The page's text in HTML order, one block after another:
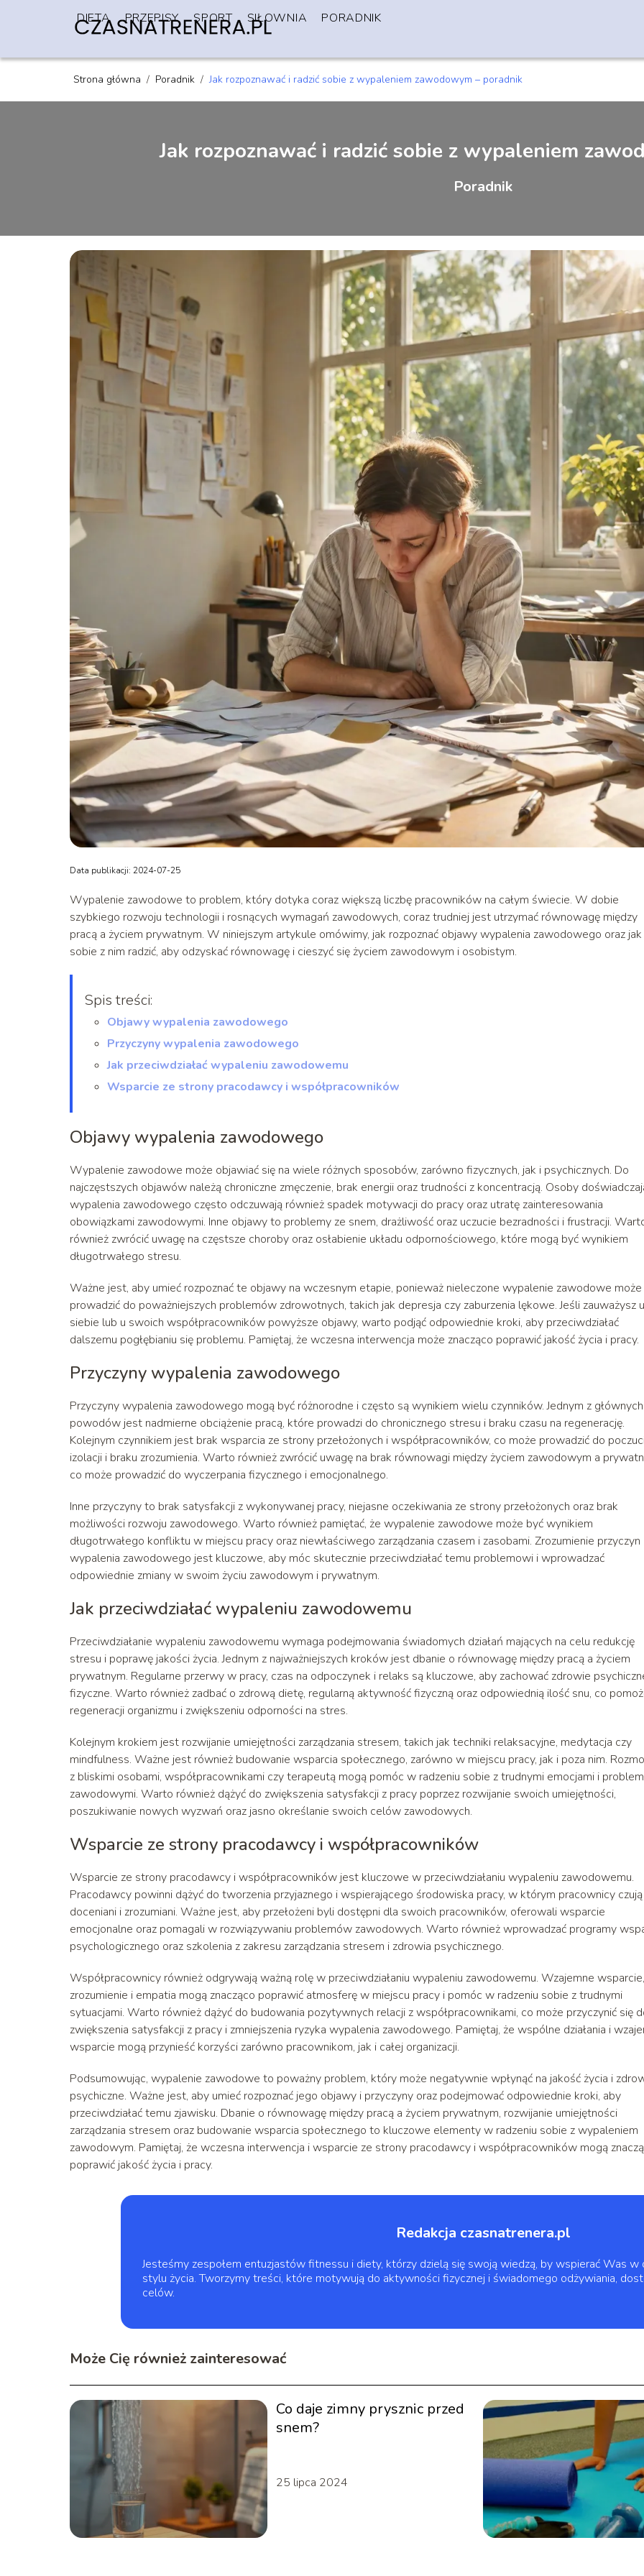
DIETA PRZEPISY SPORT SIŁOWNIA PORADNIK
Strona główna / Poradnik /Jak rozpoznawać i radzić sobie z wypaleniem zawodowym – poradnik
Jak rozpoznawać i radzić sobie z wypaleniem
Poradnik
Data publikacji: 2024-07-25
Wypalenie zawodowe to problem, który dotyka coraz większą liczbę pracowników na całym świecie. W dobie
szybkiego rozwoju technologii i rosnących wymagań zawodowych, coraz trudniej jest utrzymać równowagę między
pracą a życiem prywatnym. W niniejszym artykule omówimy, jak rozpoznać objawy wypalenia zawodowego oraz jak
sobie z nim radzić, aby odzyskać równowagę i cieszyć się życiem zawodowym i osobistym.
Spis treści:
Objawy wypalenia zawodowego
Przyczyny wypalenia zawodowego
Jak przeciwdziałać wypaleniu zawodowemu
Wsparcie ze strony pracodawcy i współpracowników
Objawy wypalenia zawodowego
Wypalenie zawodowe może objawiać się na wiele różnych sposobów, zarówno fizycznych, jak i psychicznych. Do
najczęstszych objawów należą chroniczne zmęczenie, brak energii oraz trudności z koncentracją. Osoby
wypalenia zawodowego często odczuwają również spadek motywacji do pracy oraz utratę zainteresowania
obowiązkami zawodowymi. Inne objawy to problemy ze snem, drażliwość oraz uczucie bezradności i frustracji.
również zwrócić uwagę na częstsze choroby oraz osłabienie układu odpornościowego, które mogą być wynikiem
długotrwałego stresu.
Ważne jest, aby umieć rozpoznać te objawy na wczesnym etapie, ponieważ nieleczone wypalenie zawodowe może
prowadzić do poważniejszych problemów zdrowotnych, takich jak depresja czy zaburzenia lękowe. Jeśli zauważysz u
siebie lub u swoich współpracowników powyższe objawy, warto podjąć odpowiednie kroki, aby przeciwdziałać
dalszemu pogłębianiu się problemu. Pamiętaj, że wczesna interwencja może znacząco poprawić jakość życia i pracy.
Przyczyny wypalenia zawodowego
Przyczyny wypalenia zawodowego mogą być różnorodne i często są wynikiem wielu czynników. Jednym z głównych
powodów jest nadmierne obciążenie pracą, które prowadzi do chronicznego stresu i braku czasu na regenerację.
Kolejnym czynnikiem jest brak wsparcia ze strony przełożonych i współpracowników, co może prowadzić do
izolacji i braku zrozumienia. Warto również zwrócić uwagę na brak równowagi między życiem zawodowym a
co może prowadzić do wyczerpania fizycznego i emocjonalnego.
Inne przyczyny to brak satysfakcji z wykonywanej pracy, niejasne oczekiwania ze strony przełożonych oraz brak
możliwości rozwoju zawodowego. Warto również pamiętać, że wypalenie zawodowe może być wynikiem
długotrwałego konfliktu w miejscu pracy oraz niewłaściwego zarządzania czasem i zasobami. Zrozumienie przyczyn
wypalenia zawodowego jest kluczowe, aby móc skutecznie przeciwdziałać temu problemowi i wprowadzać
odpowiednie zmiany w swoim życiu zawodowym i prywatnym.
Jak przeciwdziałać wypaleniu zawodowemu
Przeciwdziałanie wypaleniu zawodowemu wymaga podejmowania świadomych działań mających na celu redukcję
stresu i poprawę jakości życia. Jednym z najważniejszych kroków jest dbanie o równowagę między pracą a życiem
prywatnym. Regularne przerwy w pracy, czas na odpoczynek i relaks są kluczowe, aby zachować zdrowie
fizyczne. Warto również zadbać o zdrową dietę, regularną aktywność fizyczną oraz odpowiednią ilość snu, co
regeneracji organizmu i zwiększeniu odporności na stres.
Kolejnym krokiem jest rozwijanie umiejętności zarządzania stresem, takich jak techniki relaksacyjne, medytacja czy
mindfulness. Ważne jest również budowanie wsparcia społecznego, zarówno w miejscu pracy, jak i poza nim.
z bliskimi osobami, współpracownikami czy terapeutą mogą pomóc w radzeniu sobie z trudnymi emocjami i
zawodowymi. Warto również dążyć do zwiększenia satysfakcji z pracy poprzez rozwijanie swoich umiejętności,
poszukiwanie nowych wyzwań oraz jasno określanie swoich celów zawodowych.
Wsparcie ze strony pracodawcy i współpracowników
Wsparcie ze strony pracodawcy i współpracowników jest kluczowe w przeciwdziałaniu wypaleniu zawodowemu.
Pracodawcy powinni dążyć do tworzenia przyjaznego i wspierającego środowiska pracy, w którym pracownicy
doceniani i zrozumiani. Ważne jest, aby przełożeni byli dostępni dla swoich pracowników, oferowali wsparcie
emocjonalne oraz pomagali w rozwiązywaniu problemów zawodowych. Warto również wprowadzać programy
psychologicznego oraz szkolenia z zakresu zarządzania stresem i zdrowia psychicznego.
Współpracownicy również odgrywają ważną rolę w przeciwdziałaniu wypaleniu zawodowemu. Wzajemne wsparcie,
zrozumienie i empatia mogą znacząco poprawić atmosferę w miejscu pracy i pomóc w radzeniu sobie z trudnymi
sytuacjami. Warto również dążyć do budowania pozytywnych relacji z współpracownikami, co może przyczynić się
zwiększenia satysfakcji z pracy i zmniejszenia ryzyka wypalenia zawodowego. Pamiętaj, że wspólne działania i
wsparcie mogą przynieść korzyści zarówno pracownikom, jak i całej organizacji.
Podsumowując, wypalenie zawodowe to poważny problem, który może negatywnie wpłynąć na jakość życia i
psychiczne. Ważne jest, aby umieć rozpoznać jego objawy i przyczyny oraz podejmować odpowiednie kroki, aby
przeciwdziałać temu zjawisku. Dbanie o równowagę między pracą a życiem prywatnym, rozwijanie umiejętności
zarządzania stresem oraz budowanie wsparcia społecznego to kluczowe elementy w radzeniu sobie z wypaleniem
zawodowym. Pamiętaj, że wczesna interwencja i wsparcie ze strony pracodawcy i współpracowników mogą
poprawić jakość życia i pracy.
Redakcja czasnatrenera.pl
Jesteśmy zespołem entuzjastów fitnessu i diety, którzy dzielą się swoją wiedzą, by wspierać Was
stylu życia. Tworzymy treści, które motywują do aktywności fizycznej i świadomego odżywiania,
celów.
Może Cię również zainteresować
Co daje zimny prysznic przed
snem?
25 lipca 2024